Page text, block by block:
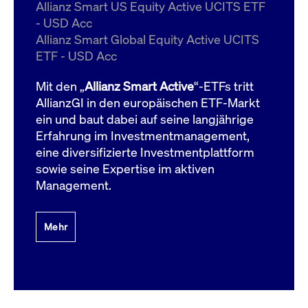
Allianz Smart US Equity Active UCITS ETF
- USD Acc
Allianz Smart Global Equity Active UCITS
ETF - USD Acc
Mit den „Allianz Smart Active“-ETFs tritt
AllianzGI in den europäischen ETF-Markt
ein und baut dabei auf seine langjährige
Erfahrung im Investmentmanagement,
eine diversifizierte Investmentplattform
sowie seine Expertise im aktiven
Management.
Mehr
ApplicationGatewayAffinityCORS
boerse.com
Domain
bis